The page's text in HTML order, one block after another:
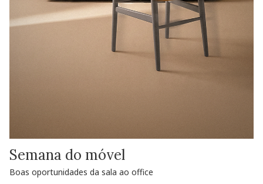
Semana do móvel
Boas oportunidades da sala ao office